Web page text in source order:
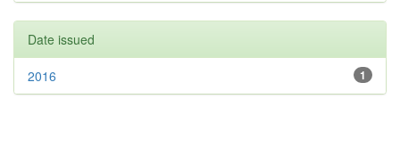
Date issued
1
2016